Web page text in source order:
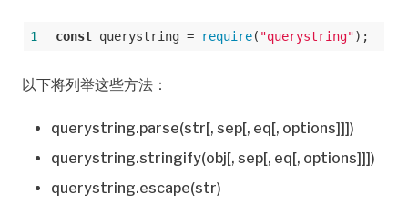
1 const querystring = require( "querystring");
以下将列举这些方法：
querystring.parse(str[, sep[, eq[, options]]])
querystring.stringify(obj[, sep[, eq[, options]]])
querystring.escape(str)